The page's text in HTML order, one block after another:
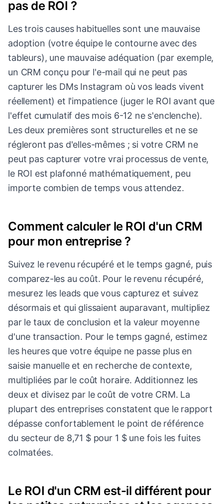
pas de ROI ?
Les trois causes habituelles sont une mauvaise
adoption (votre équipe le contourne avec des
tableurs), une mauvaise adéquation (par exemple,
un CRM conçu pour l'e-mail qui ne peut pas
capturer les DMs Instagram où vos leads vivent
réellement) et l'impatience (juger le ROI avant que
l'effet cumulatif des mois 6-12 ne s'enclenche).
Les deux premières sont structurelles et ne se
régleront pas d'elles-mêmes ; si votre CRM ne
peut pas capturer votre vrai processus de vente,
le ROI est plafonné mathématiquement, peu
importe combien de temps vous attendez.
Comment calculer le ROI d'un CRM
pour mon entreprise ?
Suivez le revenu récupéré et le temps gagné, puis
comparez-les au coût. Pour le revenu récupéré,
mesurez les leads que vous capturez et suivez
désormais et qui glissaient auparavant, multipliez
par le taux de conclusion et la valeur moyenne
d'une transaction. Pour le temps gagné, estimez
les heures que votre équipe ne passe plus en
saisie manuelle et en recherche de contexte,
multipliées par le coût horaire. Additionnez les
deux et divisez par le coût de votre CRM. La
plupart des entreprises constatent que le rapport
dépasse confortablement le point de référence
du secteur de 8,71 $ pour 1 $ une fois les fuites
colmatées.
Le ROI d'un CRM est-il différent pour